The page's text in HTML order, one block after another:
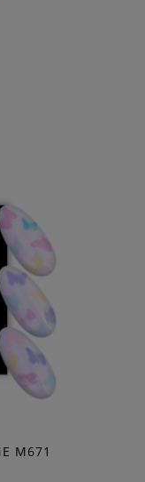
M671